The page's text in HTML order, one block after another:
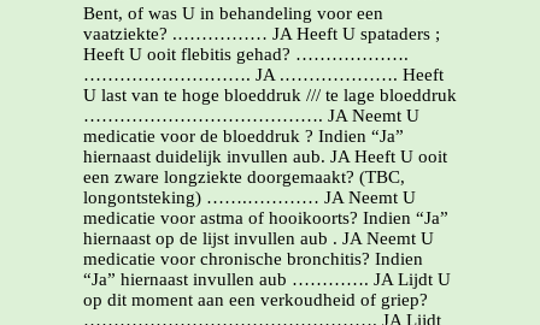
Bent, of was U in behandeling voor een
vaatziekte? .…………… JA Heeft U spataders ;
Heeft U ooit flebitis gehad? ……………….
………………………. JA .………………. Heeft
U last van te hoge bloeddruk /// te lage bloeddruk
…………………………………. JA Neemt U
medicatie voor de bloeddruk ? Indien “Ja”
hiernaast duidelijk invullen aub. JA Heeft U ooit
een zware longziekte doorgemaakt? (TBC,
longontsteking) …….………… JA Neemt U
medicatie voor astma of hooikoorts? Indien “Ja”
hiernaast op de lijst invullen aub . JA Neemt U
medicatie voor chronische bronchitis? Indien
“Ja” hiernaast invullen aub …………. JA Lijdt U
op dit moment aan een verkoudheid of griep?
…………………………………………. JA Lijdt